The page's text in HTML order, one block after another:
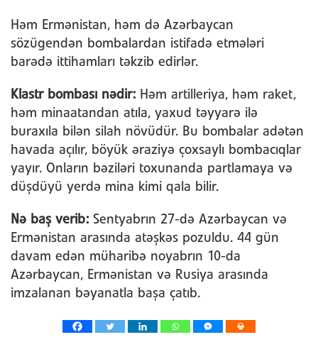
Həm Ermənistan, həm də Azərbaycan
sözügendən bombalardan istifadə etmələri
barədə ittihamları təkzib edirlər.
Klastr bombası nədir: Həm artilleriya, həm raket,
həm minaatandan atıla, yaxud təyyarə ilə
buraxıla bilən silah növüdür. Bu bombalar adətən
havada açılır, böyük əraziyə çoxsaylı bombacıqlar
yayır. Onların bəziləri toxunanda partlamaya və
düşdüyü yerdə mina kimi qala bilir.
Nə baş verib: Sentyabrın 27-də Azərbaycan və
Ermənistan arasında atəşkəs pozuldu. 44 gün
davam edən müharibə noyabrın 10-da
Azərbaycan, Ermənistan və Rusiya arasında
imzalanan bəyanatla başa çatıb.